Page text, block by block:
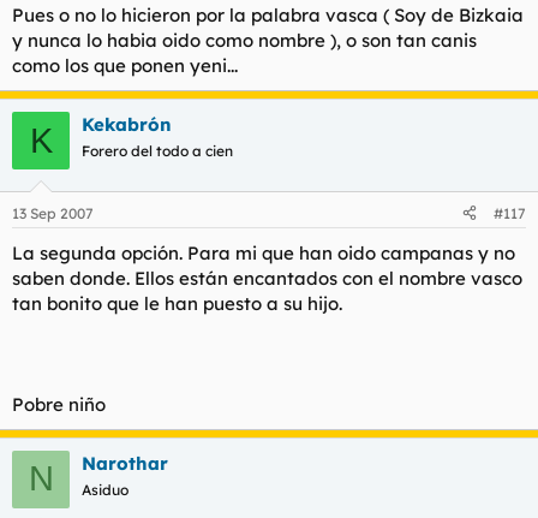
Pues o no lo hicieron por la palabra vasca ( Soy de Bizkaia
y nunca lo habia oido como nombre ), o son tan canis
como los que ponen yeni...
K Kekabrón
Forero del todo a cien
13 Sep 2007 #117
La segunda opción. Para mi que han oido campanas y no
saben donde. Ellos están encantados con el nombre vasco
tan bonito que le han puesto a su hijo.
Pobre niño
N Narothar
Asiduo